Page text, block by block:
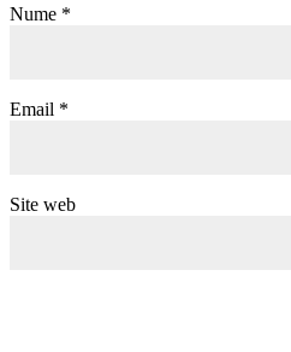
Nume *
Email *
Site web